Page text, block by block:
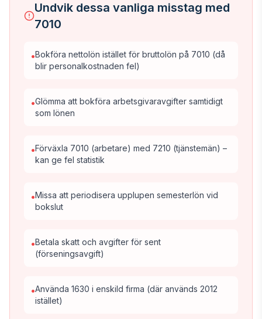
Undvik dessa vanliga misstag med
7010
•Bokföra nettolön istället för bruttolön på 7010 (då
blir personalkostnaden fel)
•Glömma att bokföra arbetsgivaravgifter samtidigt
som lönen
•Förväxla 7010 (arbetare) med 7210 (tjänstemän) –
kan ge fel statistik
•Missa att periodisera upplupen semesterlön vid
bokslut
•Betala skatt och avgifter för sent
(förseningsavgift)
•Använda 1630 i enskild firma (där används 2012
istället)